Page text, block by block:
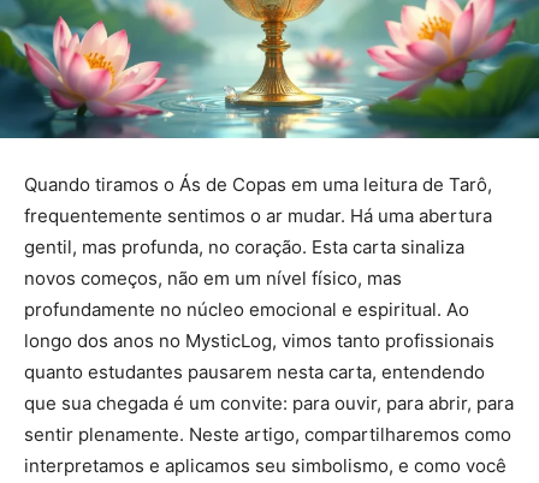
Quando tiramos o Ás de Copas em uma leitura de Tarô,
frequentemente sentimos o ar mudar. Há uma abertura
gentil, mas profunda, no coração. Esta carta sinaliza
novos começos, não em um nível físico, mas
profundamente no núcleo emocional e espiritual. Ao
longo dos anos no MysticLog, vimos tanto profissionais
quanto estudantes pausarem nesta carta, entendendo
que sua chegada é um convite: para ouvir, para abrir, para
sentir plenamente. Neste artigo, compartilharemos como
interpretamos e aplicamos seu simbolismo, e como você